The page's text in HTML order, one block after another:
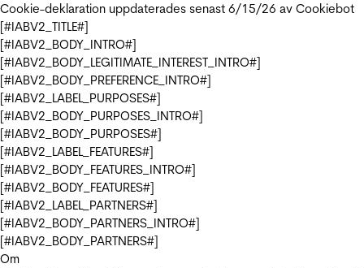
Cookie-deklaration uppdaterades senast 6/15/26 av Cookiebot
[#IABV2_TITLE#]
[#IABV2_BODY_INTRO#]
[#IABV2_BODY_LEGITIMATE_INTEREST_INTRO#]
[#IABV2_BODY_PREFERENCE_INTRO#]
[#IABV2_LABEL_PURPOSES#]
[#IABV2_BODY_PURPOSES_INTRO#]
[#IABV2_BODY_PURPOSES#]
[#IABV2_LABEL_FEATURES#]
[#IABV2_BODY_FEATURES_INTRO#]
[#IABV2_BODY_FEATURES#]
[#IABV2_LABEL_PARTNERS#]
[#IABV2_BODY_PARTNERS_INTRO#]
[#IABV2_BODY_PARTNERS#]
Om